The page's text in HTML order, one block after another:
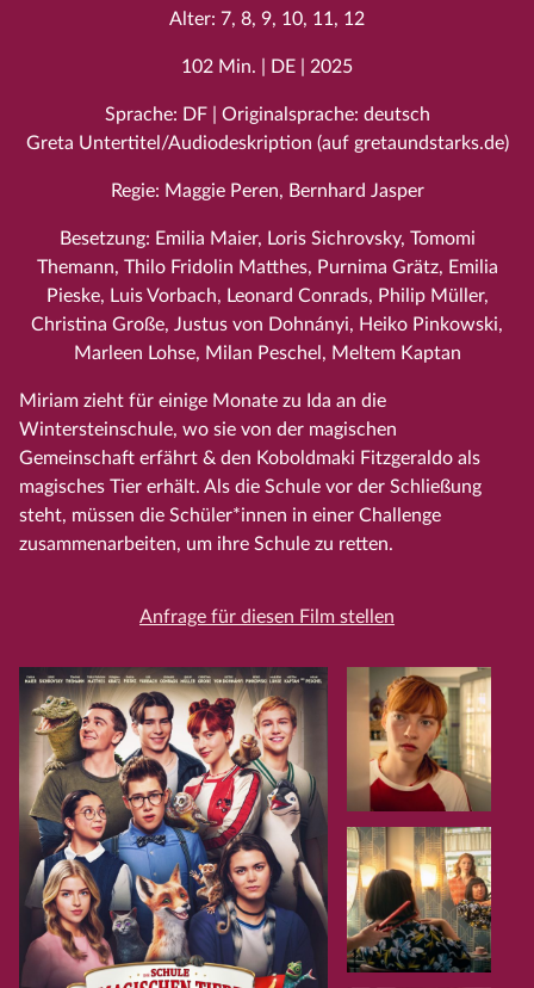
Alter: 7, 8, 9, 10, 11, 12
102 Min. | DE | 2025
Sprache: DF | Originalsprache: deutsch
Greta Untertitel/Audiodeskription (auf gretaundstarks.de)
Regie: Maggie Peren, Bernhard Jasper
Besetzung: Emilia Maier, Loris Sichrovsky, Tomomi
Themann, Thilo Fridolin Matthes, Purnima Grätz, Emilia
Pieske, Luis Vorbach, Leonard Conrads, Philip Müller,
Christina Große, Justus von Dohnányi, Heiko Pinkowski,
Marleen Lohse, Milan Peschel, Meltem Kaptan
Miriam zieht für einige Monate zu Ida an die
Wintersteinschule, wo sie von der magischen
Gemeinschaft erfährt & den Koboldmaki Fitzgeraldo als
magisches Tier erhält. Als die Schule vor der Schließung
steht, müssen die Schüler*innen in einer Challenge
zusammenarbeiten, um ihre Schule zu retten.
Anfrage für diesen Film stellen